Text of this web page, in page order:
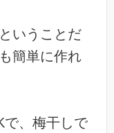
いうことだ
簡単に作れ
で、梅干しで